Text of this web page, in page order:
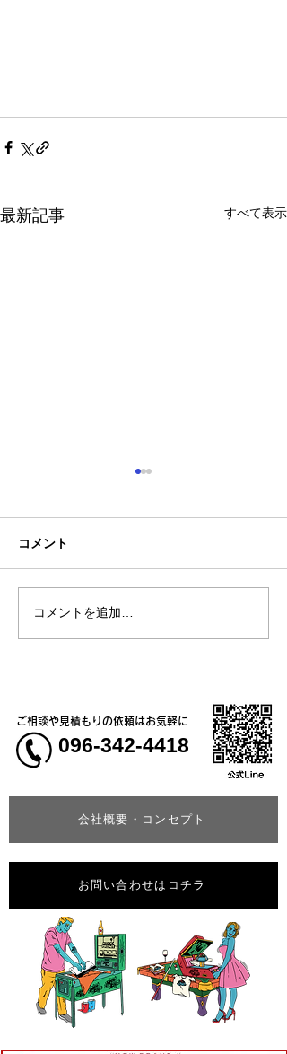
最新記事 すべて表示
【新商品】接触冷感素材
で肌に触れた瞬間にひん
コメント
コメントを追加…
会社概要・コンセプト
ご相談や見積もりの依頼はお気軽に
096-342-4418
お問い合わせはコチラ